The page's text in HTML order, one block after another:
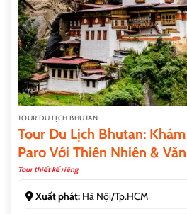
TOUR DU LỊCH BHUTAN
Tour Du Lịch Bhutan:
Paro Với Thiên Nhiên &
Tour thiết kế riêng
Xuất phát:Hà Nội/Tp.HCM